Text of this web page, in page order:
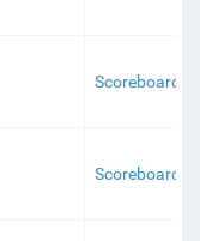
Scoreboard
Scoreboard